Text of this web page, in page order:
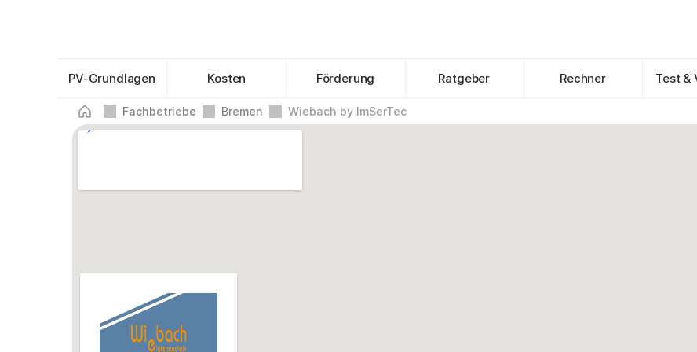
PV-Grundlagen Kosten Förderung Ratgeber Rechner Test &
Fachbetriebe Bremen Wiebach by ImSerTec